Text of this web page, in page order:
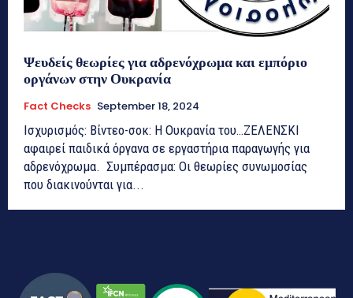
Ψευδείς θεωρίες για αδρενόχρωμα και εμπόριο
οργάνων στην Ουκρανία
Fact Checks September 18, 2024
Ισχυρισμός: Βίντεο-σοκ: Η Ουκρανία του…ΖΕΛΕΝΣΚΙ
αφαιρεί παιδικά όργανα σε εργαστήρια παραγωγής για
αδρενόχρωμα. Συμπέρασμα: Οι θεωρίες συνωμοσίας
που διακινούνται για...